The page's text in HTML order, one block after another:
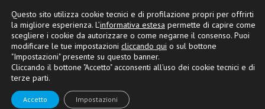
Questo sito utilizza cookie tecnici e di profilazione propri per offrirti
la migliore esperienza. L’informativa estesa permette di capire come
scegliere i cookie da autorizzare o come negarne il consenso. Puoi
modificare le tue impostazioni cliccando qui o sul bottone
"Impostazioni" presente su questo banner.
Cliccando il bottone "Accetto" acconsenti all'uso dei cookie tecnici e di
terze parti.
Accetto Impostazioni